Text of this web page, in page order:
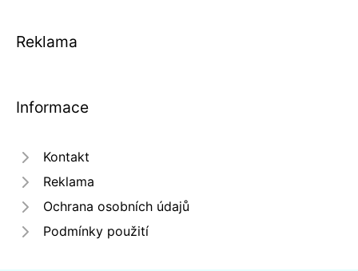
Reklama
Informace
Kontakt
Reklama
Ochrana osobních údajů
Podmínky použití